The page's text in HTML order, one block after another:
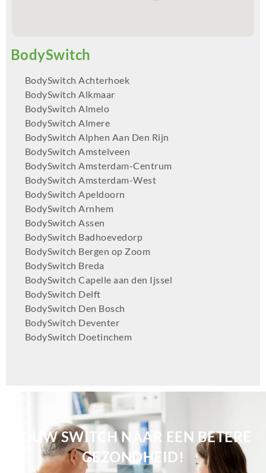
BodySwitch Achterhoek
BodySwitch Alkmaar
BodySwitch Almelo
BodySwitch Almere
BodySwitch Alphen Aan Den Rijn
BodySwitch Amstelveen
BodySwitch Amsterdam-Centrum
BodySwitch Amsterdam-West
BodySwitch Apeldoorn
BodySwitch Arnhem
BodySwitch Assen
BodySwitch Badhoevedorp
BodySwitch Bergen op Zoom
BodySwitch Breda
BodySwitch Capelle aan den Ijssel
BodySwitch Delft
BodySwitch Den Bosch
BodySwitch Deventer
BodySwitch Doetinchem
BodySwitch Emmen
BodySwitch Enschede
BodySwitch Gilze-Rijen
BodySwitch Goeree-Overflakkee
BodySwitch Gouda
BodySwitch Groningen-Centrum
JOUW SWITCH NAAR EEN BETERE
GEZONDHEID!